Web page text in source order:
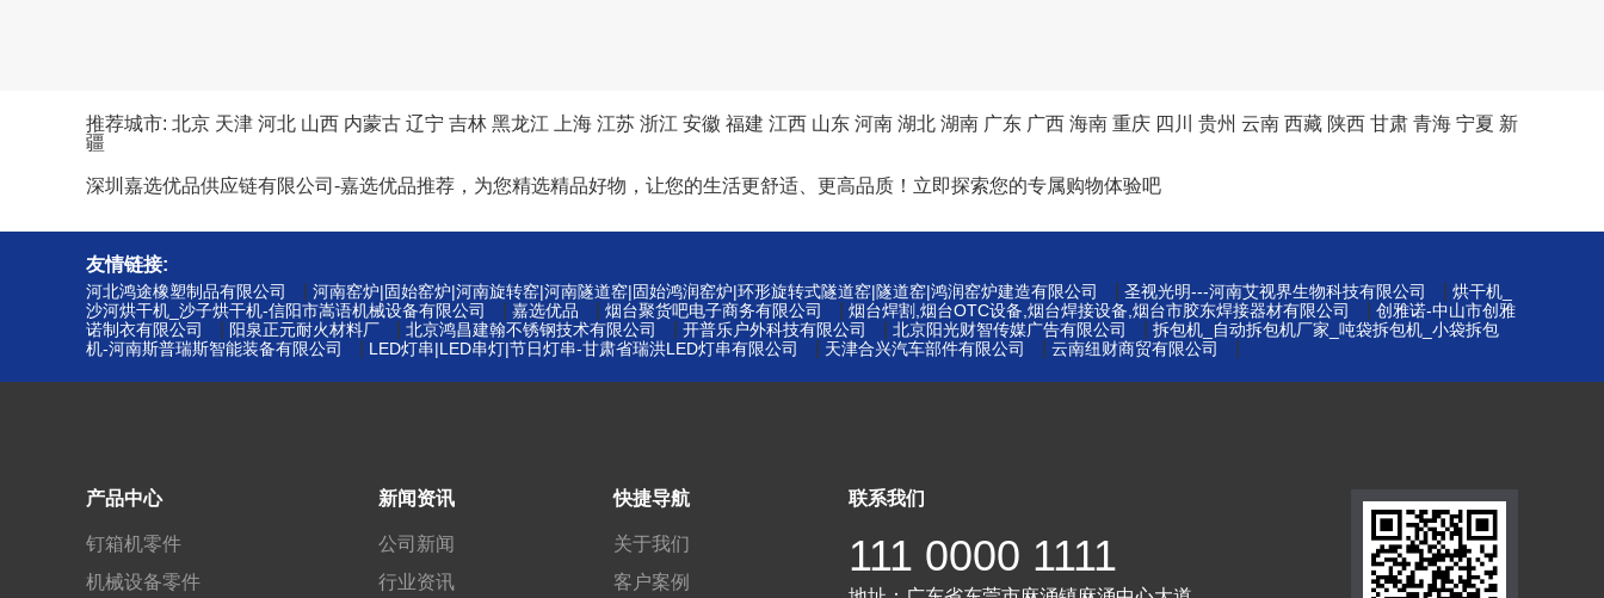
推荐城市: 北京 天津 河北 山西 内蒙古 辽宁 吉林 黑龙江 上海 江苏 浙江 安徽 福建 江西 山东 河南 湖北 湖南 广东 广西 海南 重庆 四川 贵州 云南 西藏 陕西 甘肃 青海 宁夏 新
疆
深圳嘉选优品供应链有限公司-嘉选优品推荐，为您精选精品好物，让您的生活更舒适、更高品质！立即探索您的专属购物体验吧
友情链接:
河北鸿途橡塑制品有限公司 河南窑炉|固始窑炉|河南旋转窑|河南隧道窑|固始鸿润窑炉|环形旋转式隧道窑|隧道窑|鸿润窑炉建造有限公司 圣视光明---河南艾视界生物科技有限公司
烘干机_
沙河烘干机_沙子烘干机-信阳市嵩语机械设备有限公司
嘉选优品 烟台聚货吧电子商务有限公司 烟台焊割,烟台OTC设备,烟台焊接设备,烟台市胶东焊接器材有限公司
创雅诺-中山市创雅
诺制衣有限公司
阳泉正元耐火材料厂 北京鸿昌建翰不锈钢技术有限公司 开普乐户外科技有限公司 北京阳光财智传媒广告有限公司
拆包机_自动拆包机厂家_吨袋拆包机_小袋拆包
机-河南斯普瑞斯智能装备有限公司
LED灯串|LED串灯|节日灯串-甘肃省瑞洪LED灯串有限公司 天津合兴汽车部件有限公司 云南纽财商贸有限公司
产品中心
钉箱机零件
机械设备零件
新闻资讯
公司新闻
行业资讯
快捷导航
关于我们
客户案例
联系我们
111 0000 1111